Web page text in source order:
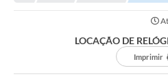
LOCAÇÃO DE
Imprimir